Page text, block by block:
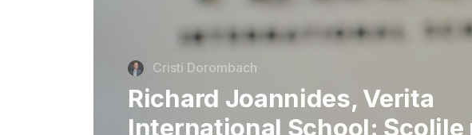
Gabriel Barliga